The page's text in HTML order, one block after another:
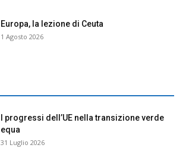
Europa, la lezione di Ceuta
1 Agosto 2026
I progressi dell’UE nella transizione verde
equa
31 Luglio 2026